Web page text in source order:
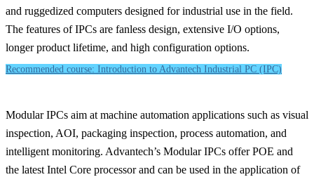
and ruggedized computers designed for industrial use in the field.
The features of IPCs are fanless design, extensive I/O options,
longer product lifetime, and high configuration options.
Recommended course: Introduction to Advantech Industrial PC (IPC)
Modular IPCs aim at machine automation applications such as visual
inspection, AOI, packaging inspection, process automation, and
intelligent monitoring. Advantech’s Modular IPCs offer POE and
the latest Intel Core processor and can be used in the application of